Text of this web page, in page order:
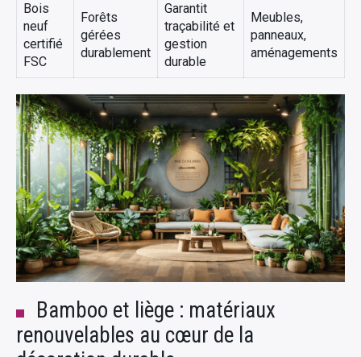
Bois
neuf
certifié
FSC
Forêts
gérées
durablement
Garantit
traçabilité et
gestion
durable
Meubles,
panneaux,
aménagements
Bamboo et liège : matériaux
renouvelables au cœur de la